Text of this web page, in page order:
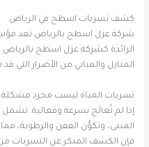
كشف تسربات اسطح في الرياض
شركة عزل اسطح بالرياض تعد
الرائدة كشركة عزل اسطح
المنازل والمباني من الأضرار التي
تسربات المياه ليست مجرد
إذا لم تُعالَج بسرعة وفعالية.
المبنى، وتكوُّن العفن والرطوبة،
فإن الكشف المبكر عن التسربات من